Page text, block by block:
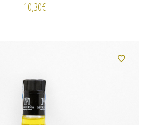
10,30€